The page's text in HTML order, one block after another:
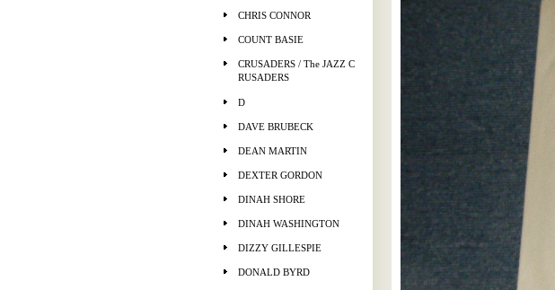
CHRIS CONNOR
COUNT BASIE
CRUSADERS / The JAZZ C
RUSADERS
D
DAVE BRUBECK
DEAN MARTIN
DEXTER GORDON
DINAH SHORE
DINAH WASHINGTON
DIZZY GILLESPIE
DONALD BYRD